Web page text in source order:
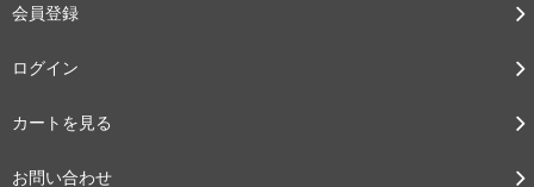
会員登録
ログイン
カートを見る
お問い合わせ